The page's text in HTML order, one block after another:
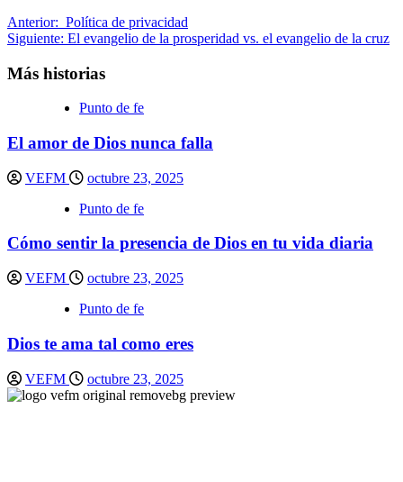
Navegación
de
entradas
Anterior: Política de privacidad
Siguiente: El evangelio de la prosperidad vs. el evangelio de la cruz
Más historias
Punto de fe
El amor de Dios nunca falla
VEFM
octubre 23, 2025
Punto de fe
Cómo sentir la presencia de Dios en tu vida diaria
VEFM
octubre 23, 2025
Punto de fe
Dios te ama tal como eres
VEFM octubre 23, 2025